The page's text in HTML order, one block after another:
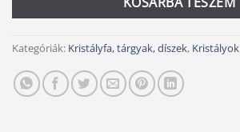
Kategóriák: Kristályfa, tárgyak, díszek, Kristályok